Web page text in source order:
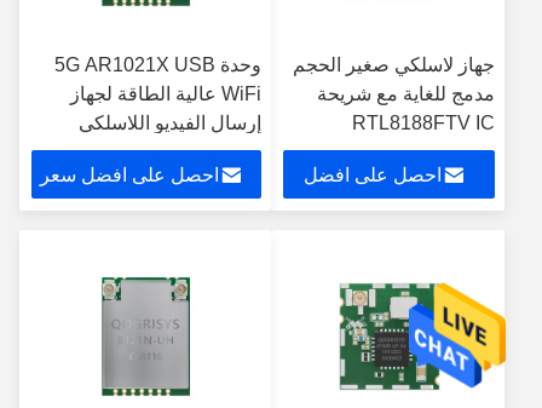
جهاز لاسلكي صغير الحجم
مدمج للغاية مع شريحة
RTL8188FTV IC
للتلفزيون الذكي
احصل على افضل
وحدة 5G AR1021X USB
WiFi عالية الطاقة لجهاز
إرسال الفيديو اللاسلكي
HDMI COFDM
احصل على افضل سعر